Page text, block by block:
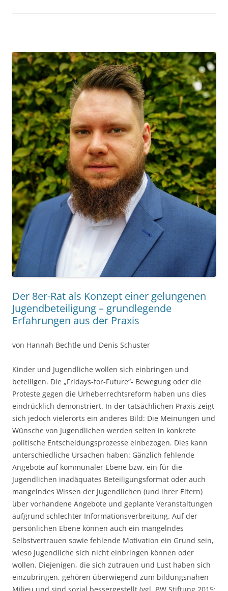
Der 8er-Rat als Konzept einer gelungenen
Jugendbeteiligung – grundlegende
Erfahrungen aus der Praxis
von Hannah Bechtle und Denis Schuster
Kinder und Jugendliche wollen sich einbringen und
beteiligen. Die „Fridays-for-Future“- Bewegung oder die
Proteste gegen die Urheberrechtsreform haben uns dies
eindrücklich demonstriert. In der tatsächlichen Praxis zeigt
sich jedoch vielerorts ein anderes Bild: Die Meinungen und
Wünsche von Jugendlichen werden selten in konkrete
politische Entscheidungsprozesse einbezogen. Dies kann
unterschiedliche Ursachen haben: Gänzlich fehlende
Angebote auf kommunaler Ebene bzw. ein für die
Jugendlichen inadäquates Beteiligungsformat oder auch
mangelndes Wissen der Jugendlichen (und ihrer Eltern)
über vorhandene Angebote und geplante Veranstaltungen
aufgrund schlechter Informationsverbreitung. Auf der
persönlichen Ebene können auch ein mangelndes
Selbstvertrauen sowie fehlende Motivation ein Grund sein,
wieso Jugendliche sich nicht einbringen können oder
wollen. Diejenigen, die sich zutrauen und Lust haben sich
einzubringen, gehören überwiegend zum bildungsnahen
Milieu und sind sozial bessergestellt (vgl. BW Stiftung 2015: